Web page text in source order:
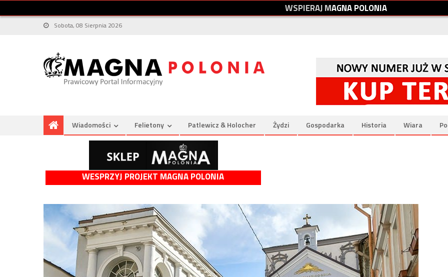
WSPIERAJMAGNAPOLONIA
Sobota, 08 Sierpnia 2026
Wiadomości Felietony Patlewicz & Holocher Żydzi Gospodarka Historia Wiara
WESPRZYJ PROJEKT MAGNA POLONIA